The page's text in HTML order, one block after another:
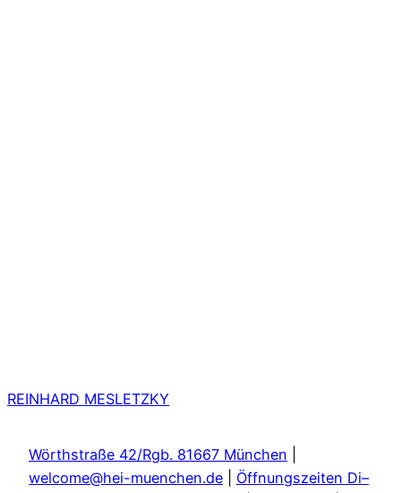
REINHARD MESLETZKY
Wörthstraße 42/Rgb. 81667 München
welcome@hei-muenchen.de
Öffnungszeiten Di–